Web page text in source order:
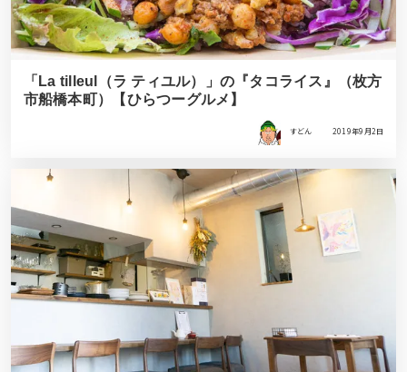
「La tilleul（ラ ティユル）」の『タコライス』（枚方
市船橋本町）【ひらつーグルメ】
すどん 2019年9月2日